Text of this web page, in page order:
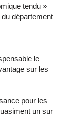
tendu »
département
le
sur les
pour les
un sur